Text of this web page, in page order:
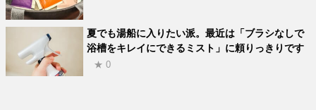
夏でも湯船に入りたい派。最近は「ブラシなしで
浴槽をキレイにできるミスト」に頼りっきりです
★ 0